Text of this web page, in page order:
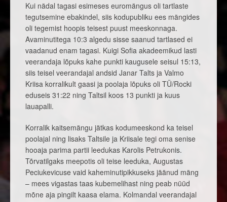
Kui nädal tagasi esimeses euromängus oli tartlaste
tegutsemine ebakindel, siis kodupubliku ees mängides
oli tegemist hoopis teisest puust meeskonnaga.
Avaminutitega 10:3 algedu sisse saanud tartlased ei
vaadanud enam tagasi. Kuigi Sofia akadeemikud lasti
veerandaja lõpuks kahe punkti kaugusele seisul 15:13,
siis teisel veerandajal andsid Janar Talts ja Valmo
Kriisa korralikult gaasi ja poolaja lõpuks oli TÜ/Rocki
eduseis 31:22 ning Taltsil koos 13 punkti ja kuus
lauapalli.
Korralik kaitsemängu jätkas kodumeeskond ka teisel
poolajal ning lisaks Taltsile ja Kriisale tegi oma senise
hooaja parima partii leedukas Karolis Petrukonis.
Tõrvatilgaks meepotis oli teise leeduka, Augustas
Peciukevicuse vaid kaheminutipikkuseks jäänud mäng
– mees vigastas taas kubemelihast ning peab nüüd
mõne aja pingilt kaasa elama. Kolmandal veerandajal